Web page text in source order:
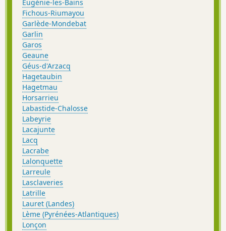
Eugénie-les-Bains
Fichous-Riumayou
Garlède-Mondebat
Garlin
Garos
Geaune
Géus-d'Arzacq
Hagetaubin
Hagetmau
Horsarrieu
Labastide-Chalosse
Labeyrie
Lacajunte
Lacq
Lacrabe
Lalonquette
Larreule
Lasclaveries
Latrille
Lauret (Landes)
Lème (Pyrénées-Atlantiques)
Lonçon